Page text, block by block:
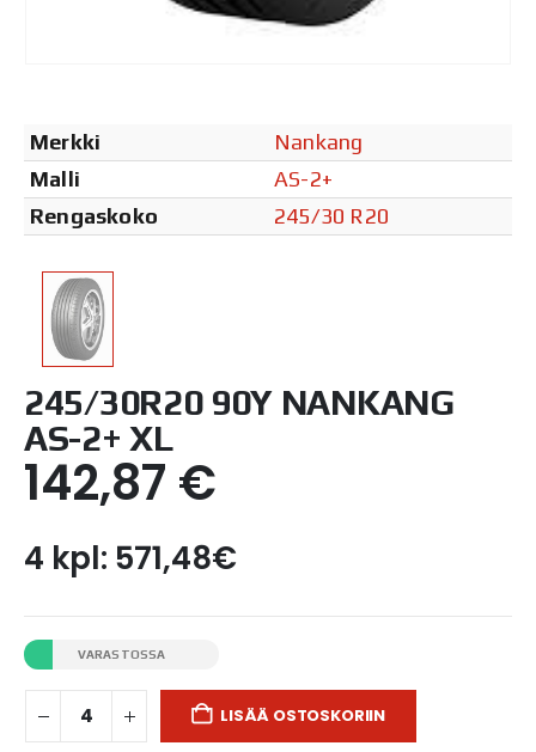
Merkki
Nankang
Malli
AS-2+
Rengaskoko
245/30 R20
245/30R20 90Y NANKANG
AS-2+ XL
142,87 €
4 kpl: 571,48€
VARASTOSSA
LISÄÄ OSTOSKORIIN